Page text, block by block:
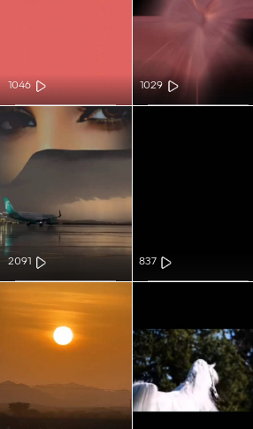
1029
1046
837
2091